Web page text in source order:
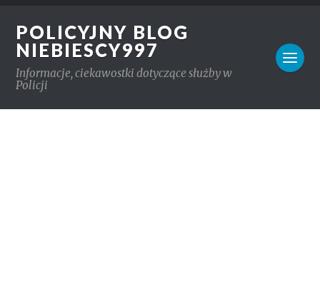
POLICYJNY BLOG
NIEBIESCY997
Informacje, ciekawostki dotyczące służby w
Policji